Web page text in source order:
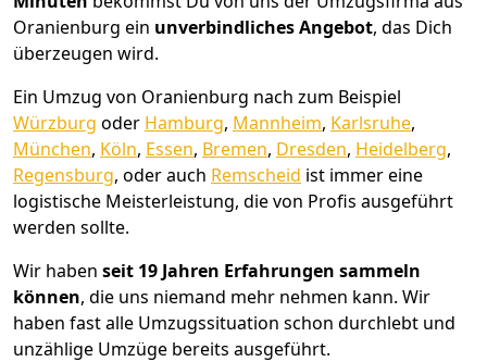
Oranienburg ein unverbindliches Angebot, das Dich
überzeugen wird.
Ein Umzug von Oranienburg nach zum Beispiel
Würzburg oder Hamburg, Mannheim, Karlsruhe,
München, Köln, Essen, Bremen, Dresden, Heidelberg,
Regensburg, oder auch Remscheid ist immer eine
logistische Meisterleistung, die von Profis ausgeführt
werden sollte.
Wir haben seit 19 Jahren Erfahrungen sammeln
können, die uns niemand mehr nehmen kann. Wir
haben fast alle Umzugssituation schon durchlebt und
unzählige Umzüge bereits ausgeführt.